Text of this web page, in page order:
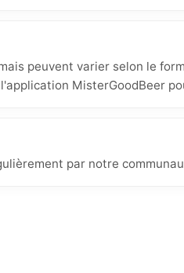
peuvent varier selon le
MisterGoodBeer
par notre